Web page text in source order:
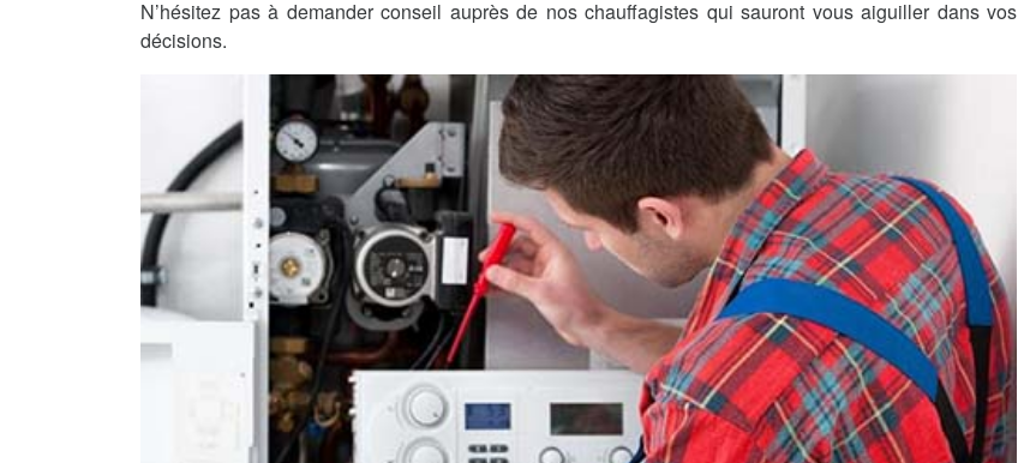
N’hésitez pas à demander conseil auprès de nos chauffagistes qui sauront vous aiguiller dans vos
décisions.